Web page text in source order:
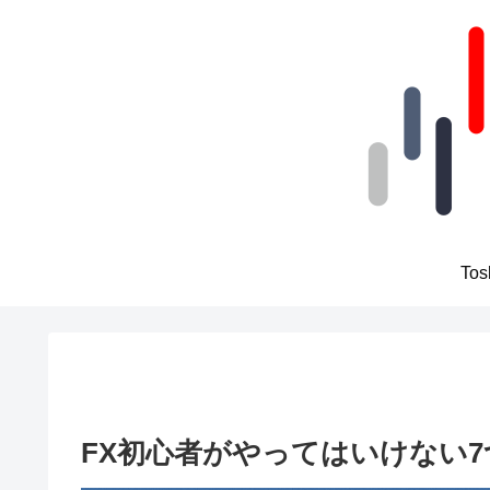
FX初心者がやってはいけない